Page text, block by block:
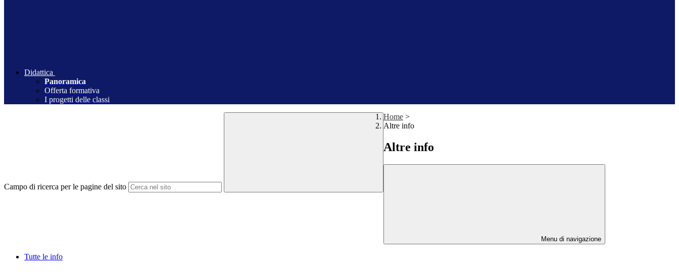
Didattica
Panoramica
Offerta formativa
I progetti delle classi
Campo di ricerca per le pagine del sito
Home >
Altre info
Altre info
Menu di navigazione
Tutte le info